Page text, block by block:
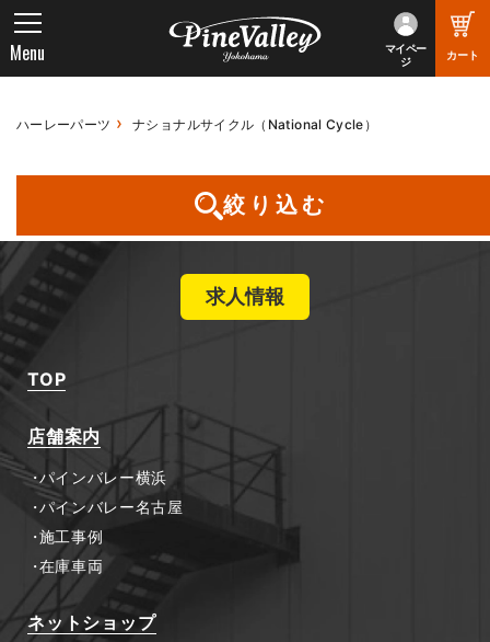
マイペー
ジ
カート
Menu
ハーレーパーツ ナショナルサイクル（National Cycle）
絞り込む
お探しの商品は見つかりませんでした
求人情報
TOP
店舗案内
パインバレー横浜
パインバレー名古屋
施工事例
在庫車両
ネットショップ